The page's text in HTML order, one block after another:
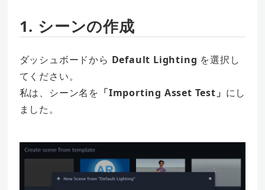
1. シーンの作成
ダッシュボードから Default Lighting を選択し
てください。
私は、シーン名を 「Importing Asset Test」 にし
ました。